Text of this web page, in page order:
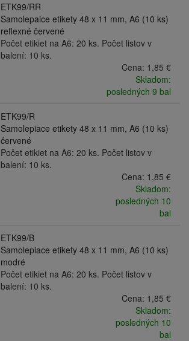
ETK99/RR
Samolepaice etikety 48 x 11 mm, A6 (10 ks)
reflexné červené
Počet etikiet na A6: 20 ks. Počet listov v
balení: 10 ks.
Cena: 1,85 €
Skladom:
posledných 9 bal
ETK99/R
Samolepiace etikety 48 x 11 mm, A6 (10 ks)
červené
Počet etikiet na A6: 20 ks. Počet listov v
balení: 10 ks.
Cena: 1,85 €
Skladom:
posledných 10
bal
ETK99/B
Samolepiace etikety 48 x 11 mm, A6 (10 ks)
modré
Počet etikiet na A6: 20 ks. Počet listov v
balení: 10 ks.
Cena: 1,85 €
Skladom:
posledných 10
bal